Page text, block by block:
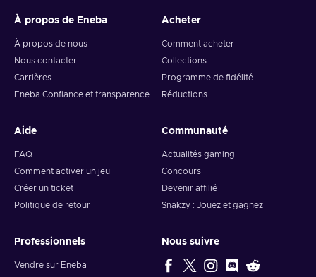
À propos de Eneba
À propos de nous
Nous contacter
Carrières
Eneba Confiance et transparence
Acheter
Comment acheter
Collections
Programme de fidélité
Réductions
Aide
FAQ
Comment activer un jeu
Créer un ticket
Politique de retour
Communauté
Actualités gaming
Concours
Devenir affilié
Snakzy : Jouez et gagnez
Professionnels
Vendre sur Eneba
Nous suivre